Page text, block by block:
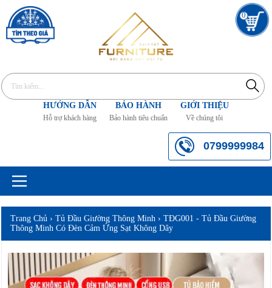
0
HƯỚNG DẪN
Hỗ trợ khách hàng
BẢO HÀNH
Bảo hành tiêu chuẩn
GIỚI THIỆU
Về chúng tôi
0799999984
Trang Chủ ›Tủ Đầu Giường Thông Minh ›TĐG001 - Tủ Đầu Giường
Thông Minh Có Đèn Cảm Ứng Sạt Không Dây